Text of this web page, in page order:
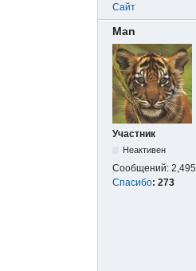
Сайт
Man
Участник
Неактивен
Сообщений: 2,495
Спасибо: 273